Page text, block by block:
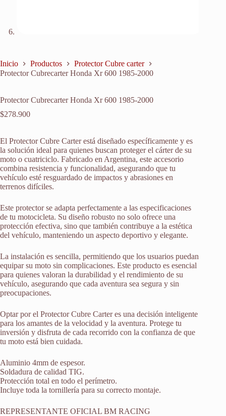
Inicio Productos
Protector Cubre carter
Protector Cubrecarter Honda Xr 600 1985-2000
Protector Cubrecarter Honda Xr 600 1985-2000
$278.900
El Protector Cubre Carter está diseñado específicamente y es
la solución ideal para quienes buscan proteger el cárter de su
moto o cuatriciclo. Fabricado en Argentina, este accesorio
combina resistencia y funcionalidad, asegurando que tu
vehículo esté resguardado de impactos y abrasiones en
terrenos difíciles.
Este protector se adapta perfectamente a las especificaciones
de tu motocicleta. Su diseño robusto no solo ofrece una
protección efectiva, sino que también contribuye a la estética
del vehículo, manteniendo un aspecto deportivo y elegante.
La instalación es sencilla, permitiendo que los usuarios puedan
equipar su moto sin complicaciones. Este producto es esencial
para quienes valoran la durabilidad y el rendimiento de su
vehículo, asegurando que cada aventura sea segura y sin
preocupaciones.
Optar por el Protector Cubre Carter es una decisión inteligente
para los amantes de la velocidad y la aventura. Protege tu
inversión y disfruta de cada recorrido con la confianza de que
tu moto está bien cuidada.
Aluminio 4mm de espesor.
Soldadura de calidad TIG.
Protección total en todo el perímetro.
Incluye toda la tornillería para su correcto montaje.
REPRESENTANTE OFICIAL BM RACING